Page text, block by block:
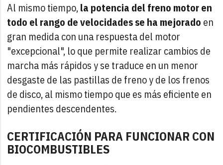
Al mismo tiempo,la potencia del freno motor en
todo el rango de velocidades se ha mejorado en
gran medida con una respuesta del motor
"excepcional", lo que permite realizar cambios de
marcha más rápidos y se traduce en un menor
desgaste de las pastillas de freno y de los frenos
de disco, al mismo tiempo que es más eficiente en
pendientes descendentes.
CERTIFICACIÓN PARA FUNCIONAR CON
BIOCOMBUSTIBLES